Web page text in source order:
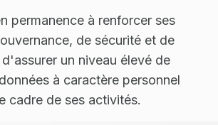
permanence à renforcer ses
de sécurité et de
un niveau élevé de
à caractère personnel
cadre de ses activités.